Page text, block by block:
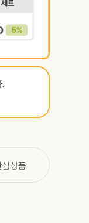
심상품